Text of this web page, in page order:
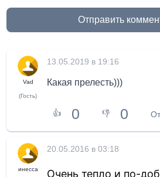
Отправить
Vad
(Гость)
13.05.2019 в 19:16
Какая прелесть)))
👍 0 👎 0
инесса
20.05.2016 в 03:18
Очень тепло и по-